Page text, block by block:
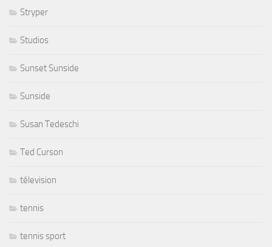
Stryper
Studios
Sunset Sunside
Sunside
Susan Tedeschi
Ted Curson
télevision
tennis
tennis sport